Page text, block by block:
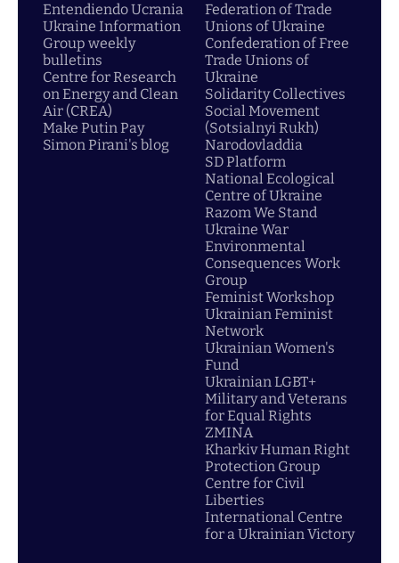
Entendiendo Ucrania
Ukraine Information
Group weekly
bulletins
Centre for Research
on Energy and Clean
Air (CREA)
Make Putin Pay
Simon Pirani's blog
Federation of Trade
Unions of Ukraine
Confederation of Free
Trade Unions of
Ukraine
Solidarity Collectives
Social Movement
(Sotsialnyi Rukh)
Narodovladdia
SD Platform
National Ecological
Centre of Ukraine
Razom We Stand
Ukraine War
Environmental
Consequences Work
Group
Feminist Workshop
Ukrainian Feminist
Network
Ukrainian Women's
Fund
Ukrainian LGBT+
Military and Veterans
for Equal Rights
ZMINA
Kharkiv Human Right
Protection Group
Centre for Civil
Liberties
International Centre
for a Ukrainian Victory